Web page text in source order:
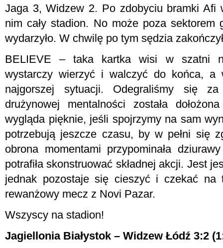
Jaga 3, Widzew 2. Po zdobyciu bramki Afi
nim cały stadion. No może poza sektorem
wydarzyło. W chwilę po tym sędzia
BELIEVE – taka kartka wisi w szatni
wystarczy wierzyć i walczyć do końca, a
najgorszej sytuacji. Odegraliśmy się
drużynowej mentalności została
wygląda pięknie, jeśli spojrzymy na sam
potrzebują jeszcze czasu, by w pełni się
obrona momentami przypominała
potrafiła skonstruować składnej akcji. Jest
jednak pozostaje się cieszyć i czekać na
rewanżowy mecz z Novi Pazar.
Wszyscy na stadion!
Jagiellonia Białystok – Widzew Łódź 3:2